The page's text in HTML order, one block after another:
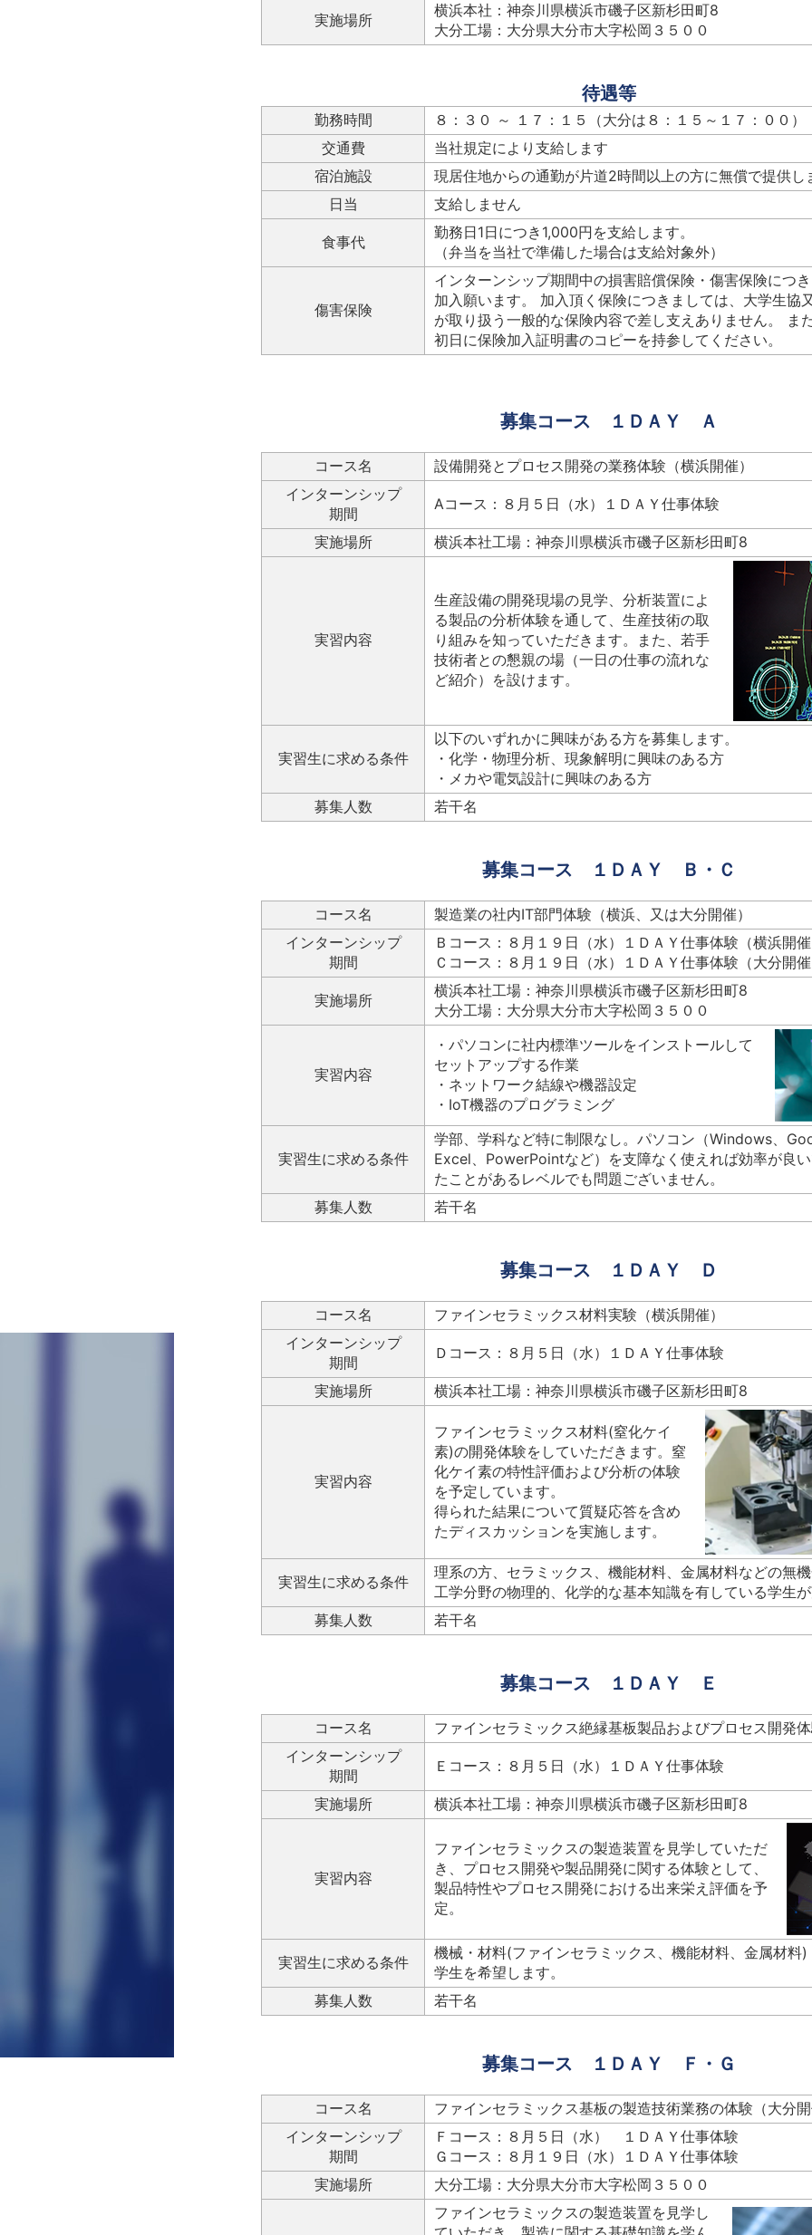
実施場所
横浜本社：神奈川県横浜市磯子区新杉田町8
大分工場：大分県大分市大字松岡３５００
待遇等
勤務時間
８：３０ ～ １７：１５（大分は８：１５～１７：００）
交通費
当社規定により支給します
宿泊施設
現居住地からの通勤が片道2時間以上の方に無償で提供し
日当
支給しません
食事代
勤務日1日につき1,000円を支給します。
（弁当を当社で準備した場合は支給対象外）
傷害保険
インターンシップ期間中の損害賠償保険・傷害保険につ
加入願います。 加入頂く保険につきましては、大学生協
が取り扱う一般的な保険内容で差し支えありません。 ま
初日に保険加入証明書のコピーを持参してください。
募集コース １ＤＡＹ Ａ
コース名
設備開発とプロセス開発の業務体験（横浜開催）
インターンシップ
期間
Aコース：８月５日（水）１ＤＡＹ仕事体験
実施場所 横浜本社工場：神奈川県横浜市磯子区新杉田町8
実習内容
生産設備の開発現場の見学、分析装置によ
る製品の分析体験を通して、生産技術の取
り組みを知っていただきます。また、若手
技術者との懇親の場（一日の仕事の流れな
ど紹介）を設けます。
実習生に求める条件
以下のいずれかに興味がある方を募集します。
・化学・物理分析、現象解明に興味のある方
・メカや電気設計に興味のある方
募集人数
若干名
募集コース １ＤＡＹ Ｂ・Ｃ
コース名
製造業の社内IT部門体験（横浜、又は大分開催）
インターンシップ
期間
Ｂコース：８月１９日（水）１ＤＡＹ仕事体験（横浜開
Ｃコース：８月１９日（水）１ＤＡＹ仕事体験（大分開
実施場所
横浜本社工場：神奈川県横浜市磯子区新杉田町8
大分工場：大分県大分市大字松岡３５００
実習内容
・パソコンに社内標準ツールをインストールして
セットアップする作業
・ネットワーク結線や機器設定
・IoT機器のプログラミング
実習生に求める条件
学部、学科など特に制限なし。パソコン（Windows、
Excel、PowerPointなど）を支障なく使えれば効率が良
たことがあるレベルでも問題ございません。
募集人数
若干名
募集コース １ＤＡＹ Ｄ
コース名
ファインセラミックス材料実験（横浜開催）
インターンシップ
期間
Ｄコース：８月５日（水）１ＤＡＹ仕事体験
実施場所 横浜本社工場：神奈川県横浜市磯子区新杉田町8
実習内容
ファインセラミックス材料(窒化ケイ
素)の開発体験をしていただきます。窒
化ケイ素の特性評価および分析の体験
を予定しています。
得られた結果について質疑応答を含め
たディスカッションを実施します。
実習生に求める条件
理系の方、セラミックス、機能材料、金属材料などの無
工学分野の物理的、化学的な基本知識を有している学生
募集人数
若干名
募集コース １ＤＡＹ Ｅ
コース名
ファインセラミックス絶縁基板製品およびプロセス開発
インターンシップ
期間
Ｅコース：８月５日（水）１ＤＡＹ仕事
実施場所 横浜本社工場：神奈川県横浜市磯子区新杉田町8
実習内容
ファインセラミックスの製造装置を見学していただ
き、プロセス開発や製品開発に関する体験として、
製品特性やプロセス開発における出来栄え評価を予
定。
実習生に求める条件
機械・材料(ファインセラミックス、機能材料、金属材料
学生を希望します。
募集人数
若干名
募集コース １ＤＡＹ Ｆ・Ｇ
コース名
ファインセラミックス基板の製造技術業務の体験（大分
インターンシップ
期間
Ｆコース：８月５日（水） １ＤＡＹ仕事体験
Ｇコース：８月１９日（水）１ＤＡＹ仕事体験
実施場所
大分工場：大分県大分市大字松岡３５００
ファインセラミックスの製造装置を見学し